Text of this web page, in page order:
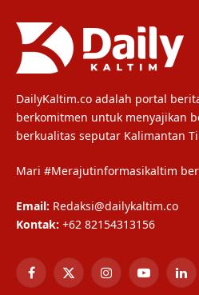
DailyKaltim.co adalah portal
berkomitmen untuk menyajikan
berkualitas seputar Kalimantan
Mari #Merajutinformasikaltim
Email: Redaksi@dailykaltim.co
Kontak: +62 82154313156
Facebook
X
InstagramYouTube